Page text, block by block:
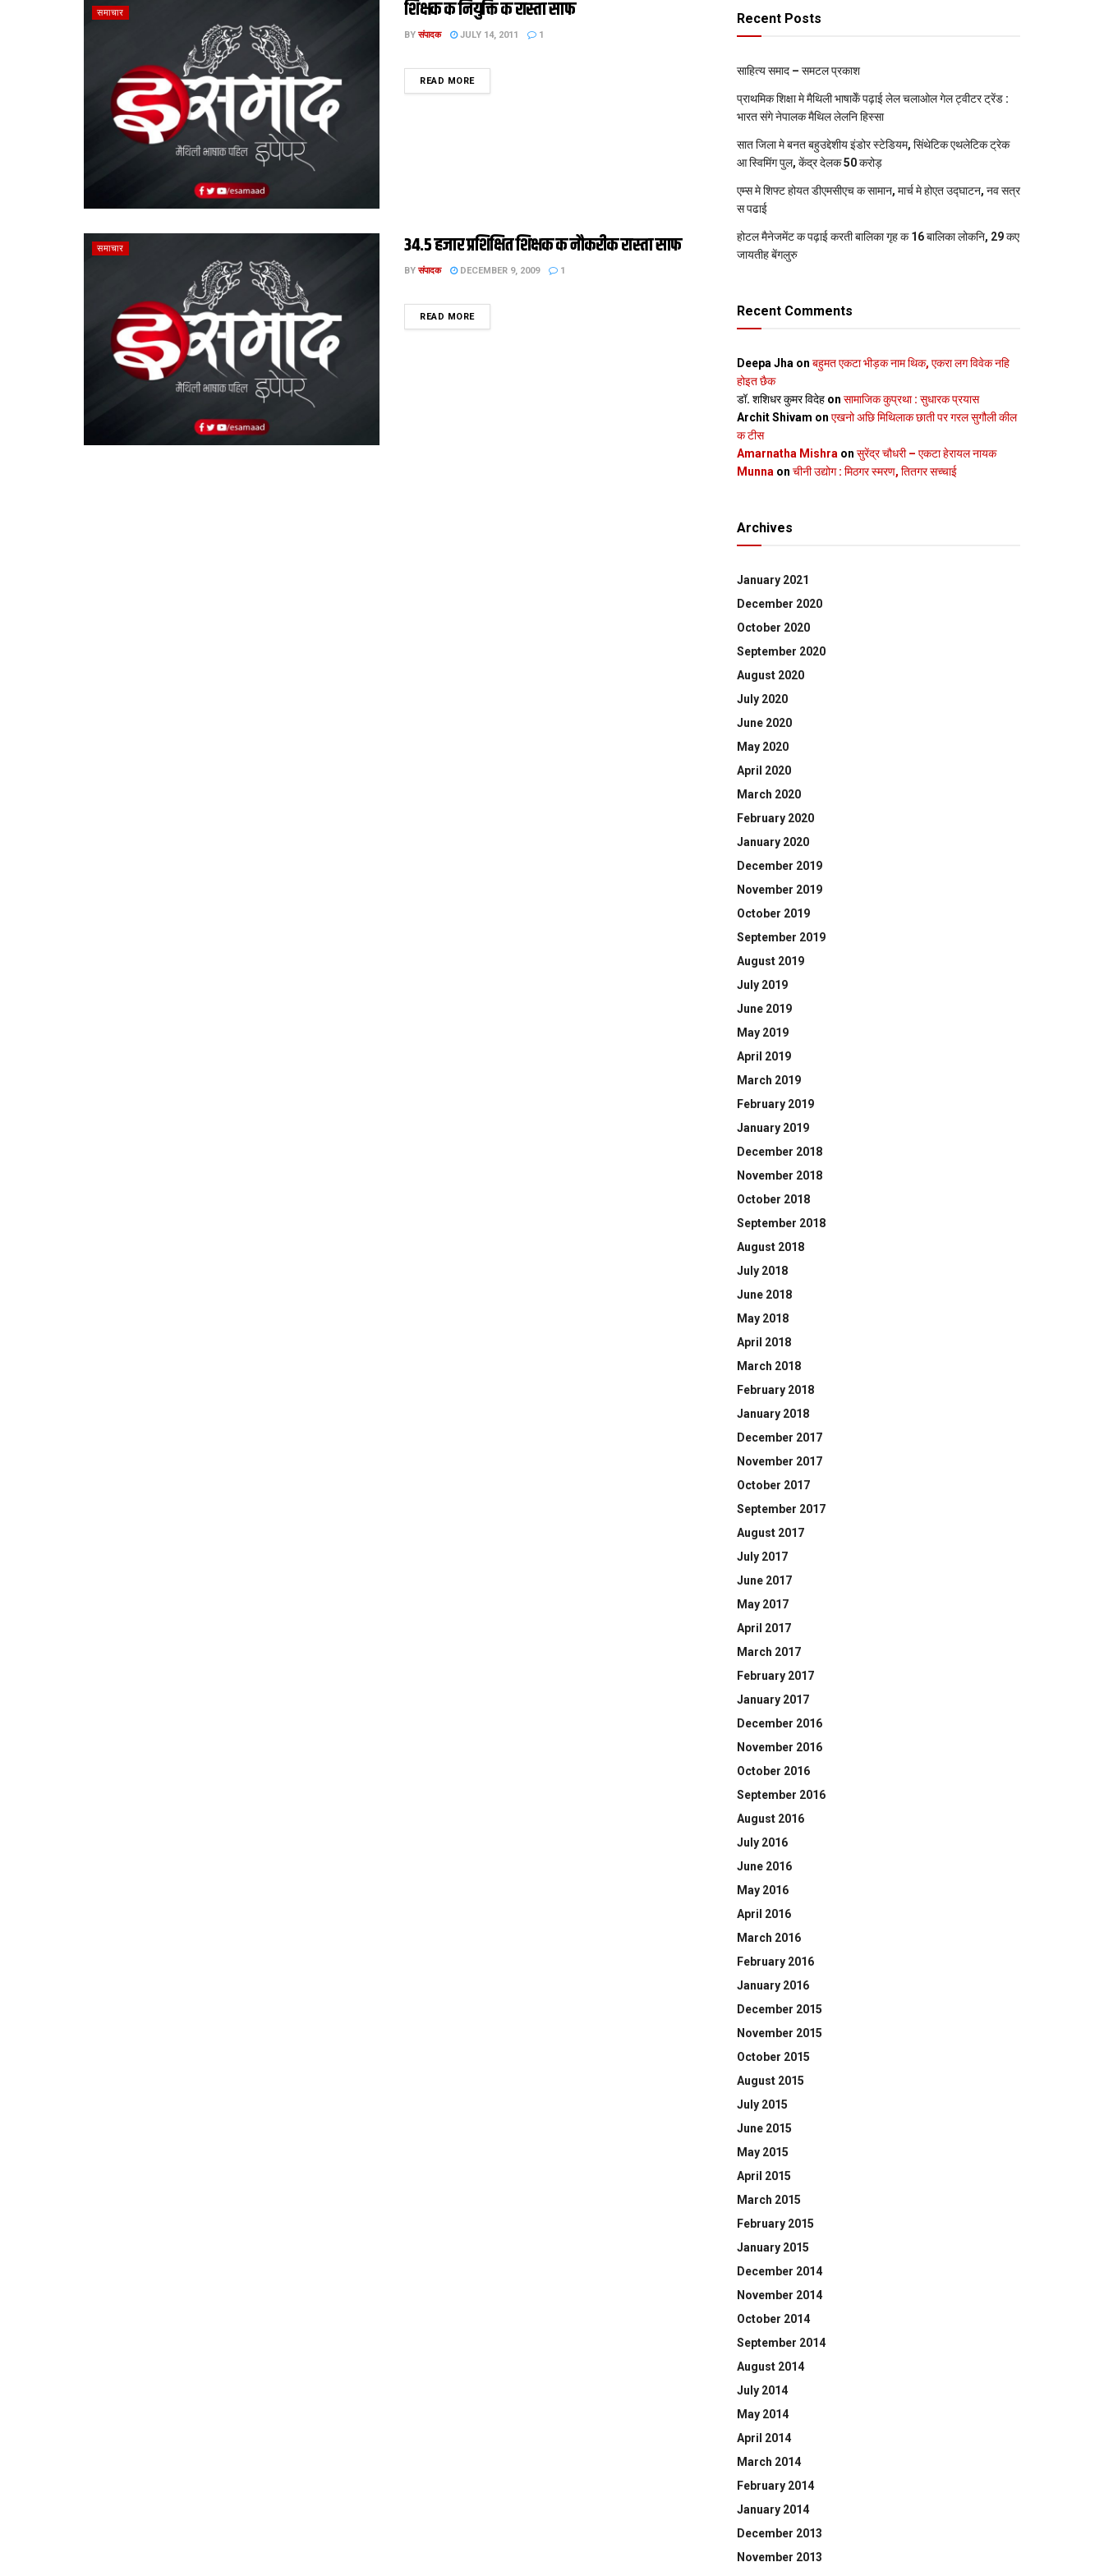
समाचार शिक्षक क नियुक्ति क रास्ता साफ
BY संपादक JULY 14, 2011 1
READ MOREDETAILS
समाचार 34.5 हजार प्रशिक्षित शिक्षक क नौकरीक रास्ता साफ
BY संपादक DECEMBER 9, 2009 1
READ MOREDETAILS
Recent Posts
साहित्य समाद – समटल प्रकाश
प्राथमिक शि‍क्षा मे मैथि‍ली भाषाकेँ पढ़ाई लेल चलाओल गेल ट्वीटर ट्रेंड :
भारत संगे नेपालक मैथिल लेलनि हिस्सा
सात जिला मे बनत बहुउद्देशीय इंडोर स्‍टेडि‍यम, सिंथेटिक एथलेटिक ट्रेक
आ स्विमिंग पुल, केंद्र देलक 50 करोड़
एम्स मे शिफ्ट होयत डीएमसीएच क सामान, मार्च मे होएत उद्घाटन, नव सत्र
स पढाई
होटल मैनेजमेंट क पढ़ाई करती बालिका गृह क 16 बालिका लोकनि, 29 कए
जायतीह बेंगलुरु
Recent Comments
Deepa Jha on बहुमत एकटा भीड़क नाम थिक, एकरा लग विवेक नहि
होइत छैक
डॉ. शशिधर कुमर विदेह on सामाजिक कुप्रथा : सुधारक प्रयास
Archit Shivam on एखनो अछि मिथिलाक छाती पर गरल सुगौली कील
क टीस
Amarnatha Mishra on सुरेंद्र चौधरी – एकटा हेरायल नायक
Munna on चीनी उद्योग : मिठगर स्‍मरण, तितगर सच्‍चाई
Archives
January 2021
December 2020
October 2020
September 2020
August 2020
July 2020
June 2020
May 2020
April 2020
March 2020
February 2020
January 2020
December 2019
November 2019
October 2019
September 2019
August 2019
July 2019
June 2019
May 2019
April 2019
March 2019
February 2019
January 2019
December 2018
November 2018
October 2018
September 2018
August 2018
July 2018
June 2018
May 2018
April 2018
March 2018
February 2018
January 2018
December 2017
November 2017
October 2017
September 2017
August 2017
July 2017
June 2017
May 2017
April 2017
March 2017
February 2017
January 2017
December 2016
November 2016
October 2016
September 2016
August 2016
July 2016
June 2016
May 2016
April 2016
March 2016
February 2016
January 2016
December 2015
November 2015
October 2015
August 2015
July 2015
June 2015
May 2015
April 2015
March 2015
February 2015
January 2015
December 2014
November 2014
October 2014
September 2014
August 2014
July 2014
May 2014
April 2014
March 2014
February 2014
January 2014
December 2013
November 2013